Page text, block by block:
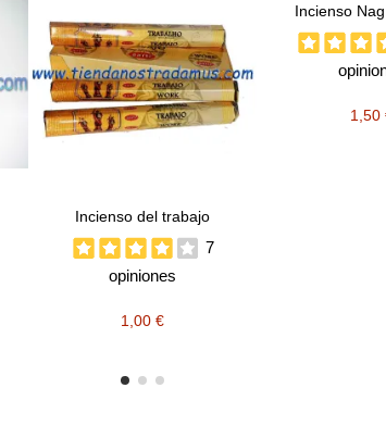
Incienso del trabajo
7
opiniones
1,00 €
Incienso
1,50